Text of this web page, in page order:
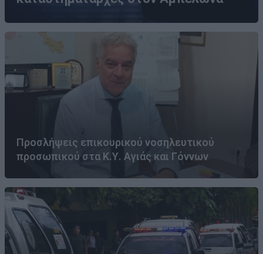
Προσλήψεις επικουρικού νοσηλευτικού
προσωπικού στα Κ.Υ. Αγιάς και Γόννων